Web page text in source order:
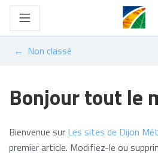
Gestion des traceurs
Aller
contenu
Non classé
Bonjour tout le
Bienvenue sur Les sites de Dijon
premier article. Modifiez-le ou